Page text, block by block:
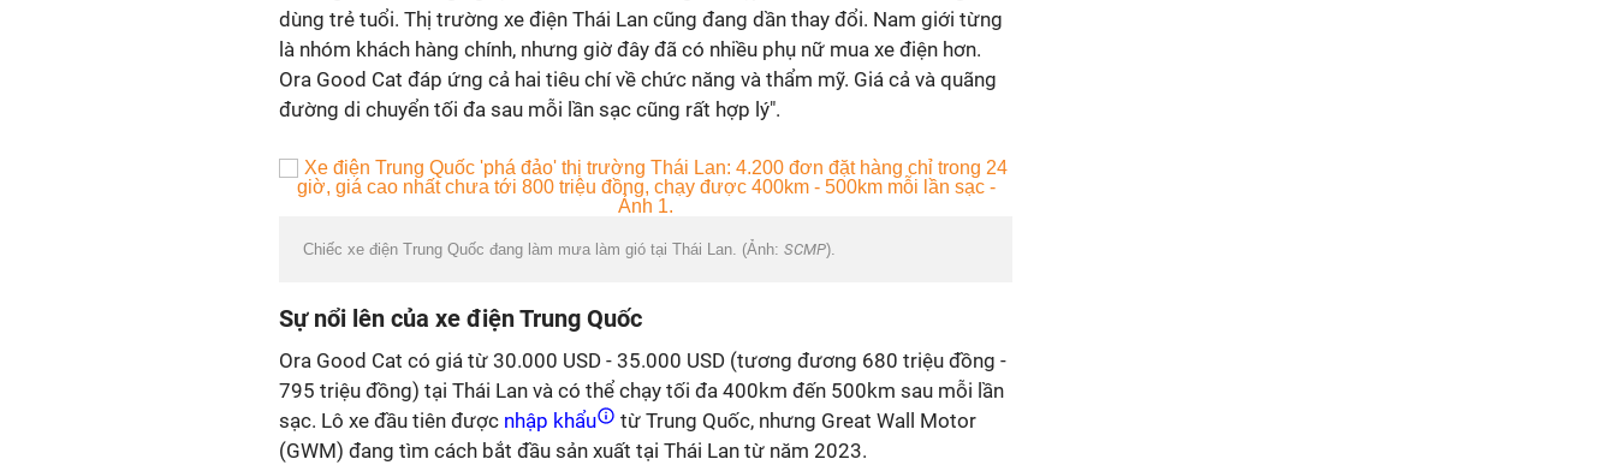
dùng trẻ tuổi. Thị trường xe điện Thái Lan cũng đang dần thay đổi. Nam giới từng
là nhóm khách hàng chính, nhưng giờ đây đã có nhiều phụ nữ mua xe điện hơn.
Ora Good Cat đáp ứng cả hai tiêu chí về chức năng và thẩm mỹ. Giá cả và quãng
đường di chuyển tối đa sau mỗi lần sạc cũng rất hợp lý".
Chiếc xe điện Trung Quốc đang làm mưa làm gió tại Thái Lan. (Ảnh: SCMP).
Sự nổi lên của xe điện Trung Quốc
Ora Good Cat có giá từ 30.000 USD - 35.000 USD (tương đương 680 triệu đồng -
795 triệu đồng) tại Thái Lan và có thể chạy tối đa 400km đến 500km sau mỗi lần
sạc. Lô xe đầu tiên được nhập khẩu
từ Trung Quốc, nhưng Great Wall Motor
(GWM) đang tìm cách bắt đầu sản xuất tại Thái Lan từ năm 2023.